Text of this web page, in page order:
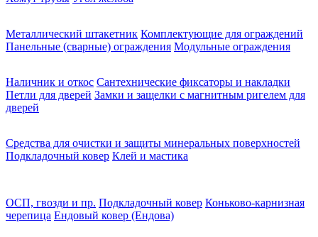
Металлический штакетник Комплектующие для ограждений
Панельные (сварные) ограждения Модульные ограждения
Наличник и откос Сантехнические фиксаторы и накладки
Петли для дверей Замки и защелки с магнитным ригелем для
дверей
Средства для очистки и защиты минеральных поверхностей
Подкладочный ковер Клей и мастика
ОСП, гвозди и пр. Подкладочный ковер Коньково-карнизная
черепица Ендовый ковер (Ендова)